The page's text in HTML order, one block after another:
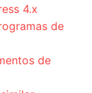
4.x
de
de